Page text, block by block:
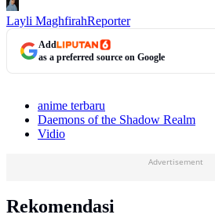
Layli MaghfirahReporter
Add
as a preferred source on Google
anime terbaru
Daemons of the Shadow Realm
Vidio
Advertisement
Rekomendasi